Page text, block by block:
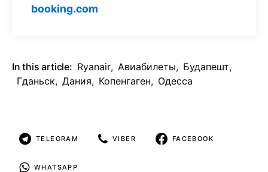
booking.com
In this article: Ryanair, Авиабилеты, Будапешт,
Гданьск, Дания, Копенгаген, Одесса
TELEGRAM VIBER FACEBOOK
WHATSAPP